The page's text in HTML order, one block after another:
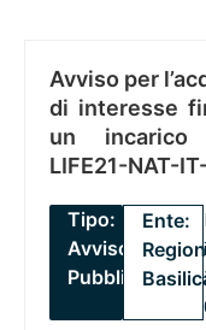
Avviso per
di interesse
un incarico
LIFE21-NAT-
Tipo:
Avviso
Pubblico
Ente: